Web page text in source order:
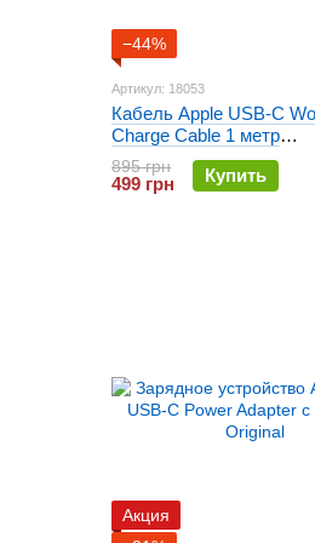
−44%
Артикул: 18053
Кабель Apple USB-C
Charge Cable 1 метр
(MQKJ3ZM/A)
895 грн
499 грн Купить
Акция